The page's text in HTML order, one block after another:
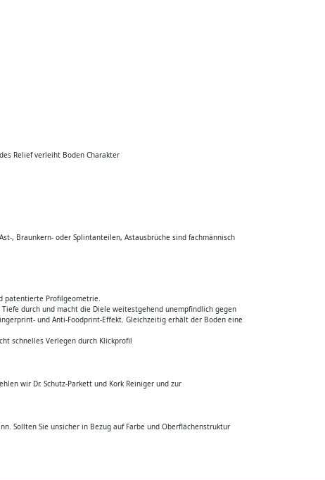
Relief verleiht Boden Charakter
, Braunkern- oder Splintanteilen, Astausbrüche sind fachmännisch
patentierte Profilgeometrie.
durch und macht die Diele weitestgehend unempfindlich gegen
und Anti-Foodprint-Effekt. Gleichzeitig erhält der Boden eine
schnelles Verlegen durch Klickprofil
wir Dr. Schutz-Parkett und Kork Reiniger und zur
Sollten Sie unsicher in Bezug auf Farbe und Oberflächenstruktur